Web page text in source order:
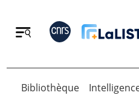
Retour
Retour
Bibliothèque